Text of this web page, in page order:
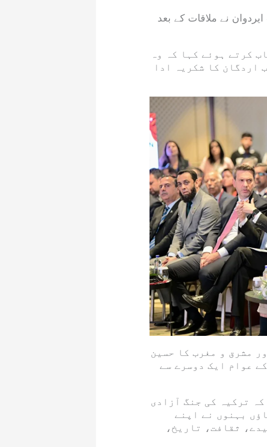
نے ملاقات کے بعد
کرتے ہوئے کہا کہ وہ
اردگان کا شکریہ ادا
مشرق و مغرب کا حسین
عوام ایک دوسرے سے
ترکیہ کی جنگ آزادی
بہنوں نے اپنے
ثقافت، تاریخ،